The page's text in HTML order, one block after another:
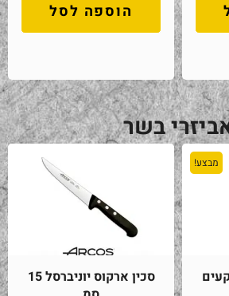
הוספה לסל
בשר
מבצע!
סכין ארקוס יוניברסל 15